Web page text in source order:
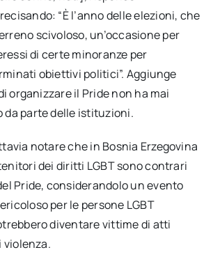
“È l’anno delle elezioni, che
scivoloso, un’occasione per
di certe minoranze per
obiettivi politici”. Aggiunge
organizzare il Pride non ha mai
da parte delle istituzioni.
notare che in Bosnia Erzegovina
dei diritti LGBT sono contrari
Pride, considerandolo un evento
per le persone LGBT
diventare vittime di atti